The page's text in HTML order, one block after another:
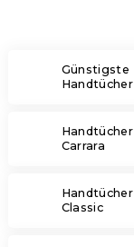
Günstigste
Handtücher
Handtücher
Carrara
Handtücher
Classic